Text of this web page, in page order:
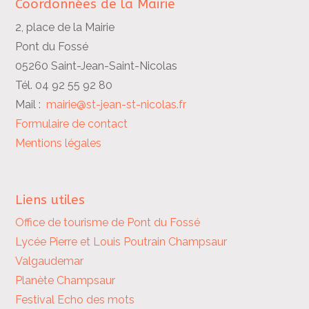
Coordonnées de la Mairie
2, place de la Mairie
Pont du Fossé
05260 Saint-Jean-Saint-Nicolas
Tél. 04 92 55 92 80
Mail :mairie@st-jean-st-nicolas.fr
Formulaire de contact
Mentions légales
Liens utiles
Office de tourisme de Pont du Fossé
Lycée Pierre et Louis Poutrain Champsaur
Valgaudemar
Planète Champsaur
Festival Echo des mots